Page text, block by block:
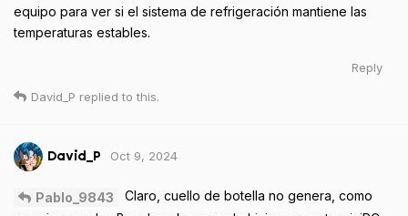
equipo para ver si el sistema de refrigeración mantiene las
temperaturas estables.
Reply
David_P replied to this.
David_P Oct 9, 2024
Pablo_9843
Claro, cuello de botella no genera, como